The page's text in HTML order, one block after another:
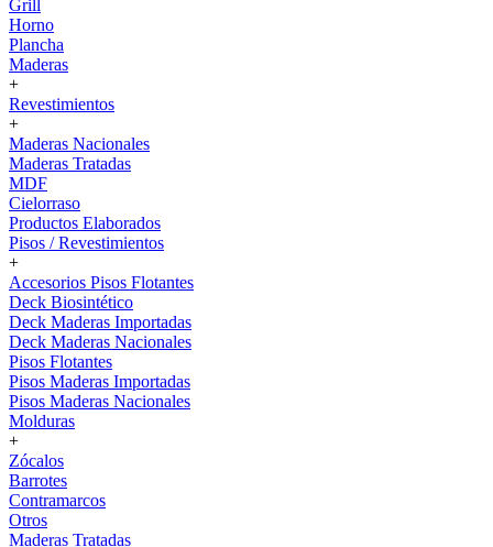
Grill
Horno
Plancha
Maderas
+
Revestimientos
+
Maderas Nacionales
Maderas Tratadas
MDF
Cielorraso
Productos Elaborados
Pisos / Revestimientos
+
Accesorios Pisos Flotantes
Deck Biosintético
Deck Maderas Importadas
Deck Maderas Nacionales
Pisos Flotantes
Pisos Maderas Importadas
Pisos Maderas Nacionales
Molduras
+
Zócalos
Barrotes
Contramarcos
Otros
Maderas Tratadas